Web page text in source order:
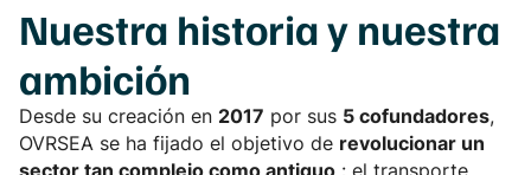
Nuestra historiay nuestra
ambición
Desde su creación en 2017 por sus 5 cofundadores,
OVRSEA se ha fijado el objetivo de revolucionar un